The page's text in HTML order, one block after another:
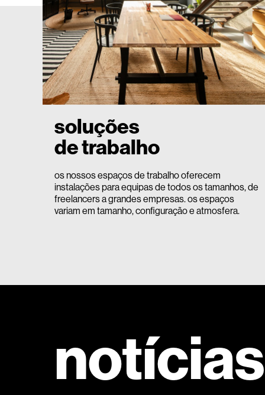
soluções
de trabalho
os nossos espaços de trabalho oferecem
instalações para equipas de todos os tamanhos, de
freelancers a grandes empresas. os espaços
variam em tamanho, configuração e atmosfera.